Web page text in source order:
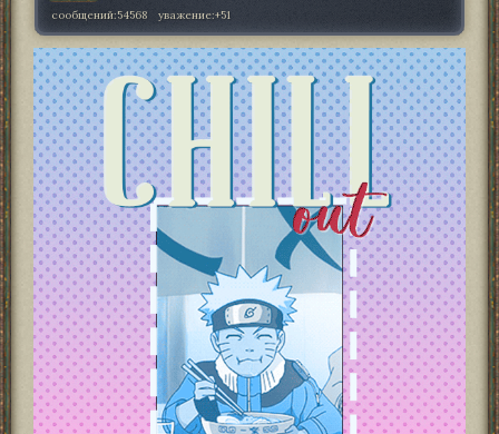
сообщений:54568 уважение:+51